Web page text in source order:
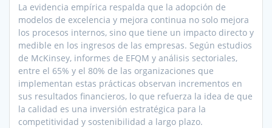
La evidencia empírica respalda que la adopción de
modelos de excelencia y mejora continua no solo mejora
los procesos internos, sino que tiene un impacto directo y
medible en los ingresos de las empresas. Según estudios
de McKinsey, informes de EFQM y análisis sectoriales,
entre el 65% y el 80% de las organizaciones que
implementan estas prácticas observan incrementos en
sus resultados financieros, lo que refuerza la idea de que
la calidad es una inversión estratégica para la
competitividad y sostenibilidad a largo plazo.